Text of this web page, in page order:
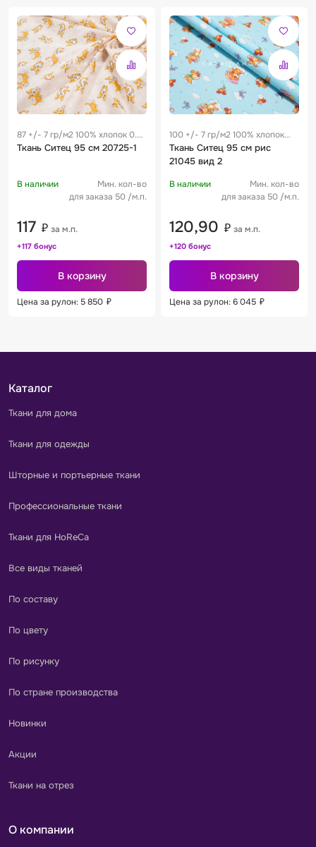
87 +/- 7 гр/м2 100% хлопок 0.27
м
Ткань Ситец 95 см 20725-1
В наличии
Мин. кол-во
для заказа 50 /м.п.
117 ₽ за м.п.
+117 бонус
В корзину
Цена за рулон: 5 850 ₽
100 +/- 7 гр/м2 100% хлопок
0.19 м
Ткань Ситец 95 см рис
21045 вид 2
В наличии
Мин. кол-во
для заказа 50 /м.п.
120,90 ₽ за м.п.
+120 бонус
В корзину
Цена за рулон: 6 045 ₽
Каталог
Ткани для дома
Ткани для одежды
Шторные и портьерные ткани
Профессиональные ткани
Ткани для HoReCa
Все виды тканей
По составу
По цвету
По рисунку
По стране производства
Новинки
Акции
Ткани на отрез
О компании